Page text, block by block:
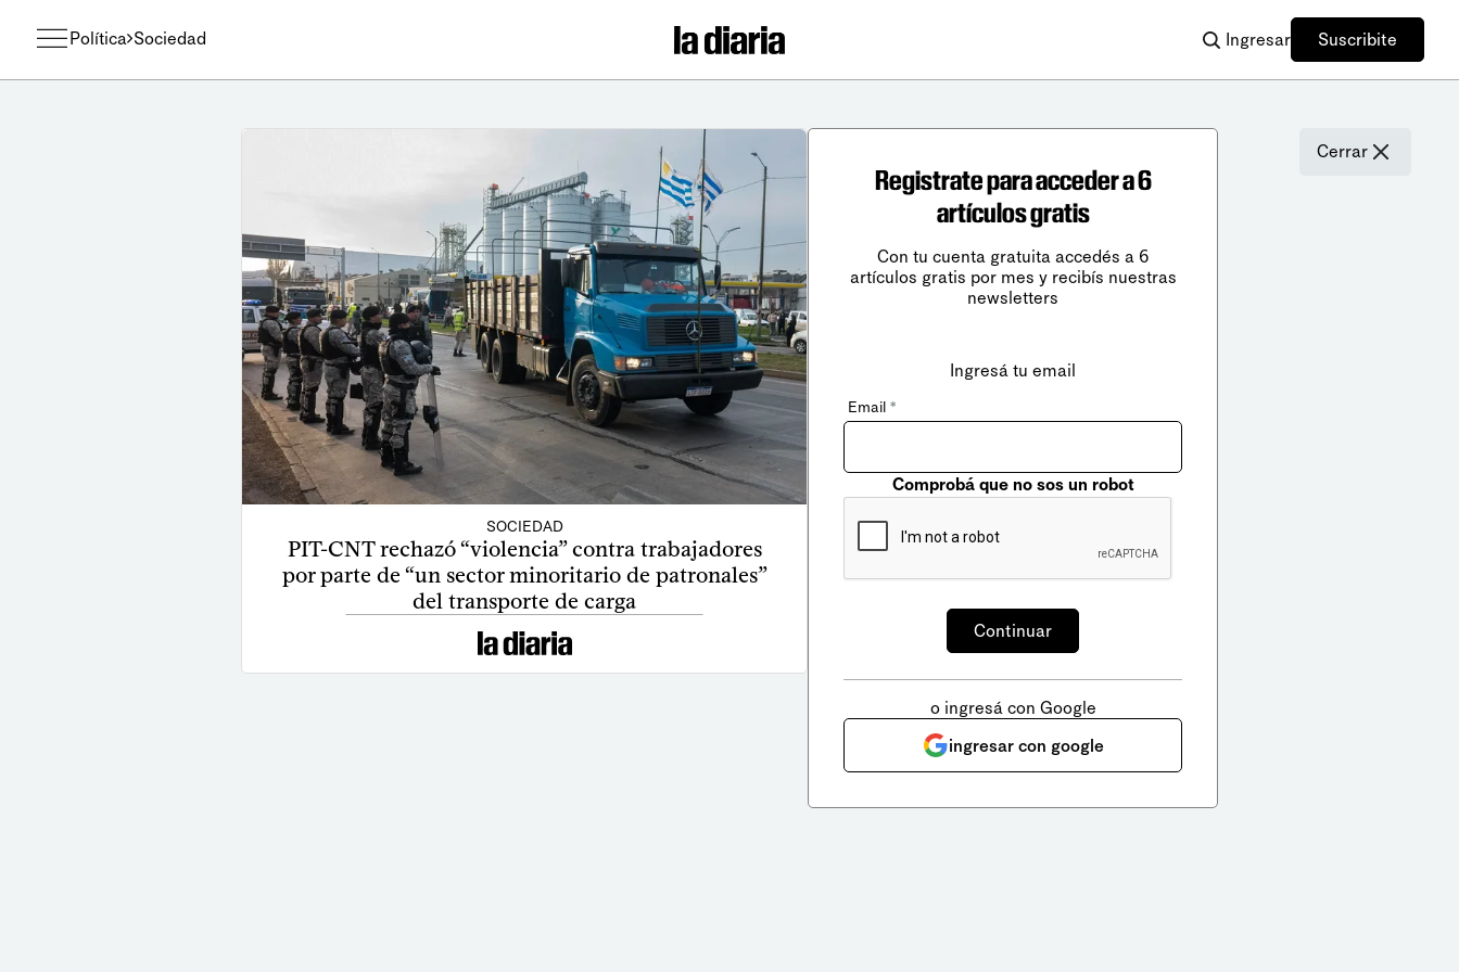
Política Sociedad Ingresar Suscribite
SOCIEDAD
PIT-CNT rechazó “violencia” contra trabajadores
por parte de “un sector minoritario de patronales”
del transporte de carga
Cerrar
Registrate para acceder a 6
artículos gratis
Con tu cuenta gratuita accedés a 6
artículos gratis por mes y recibís nuestras
newsletters
Ingresá tu email
Email *
Comprobá que no sos un robot
o ingresá con Google
ingresar con google